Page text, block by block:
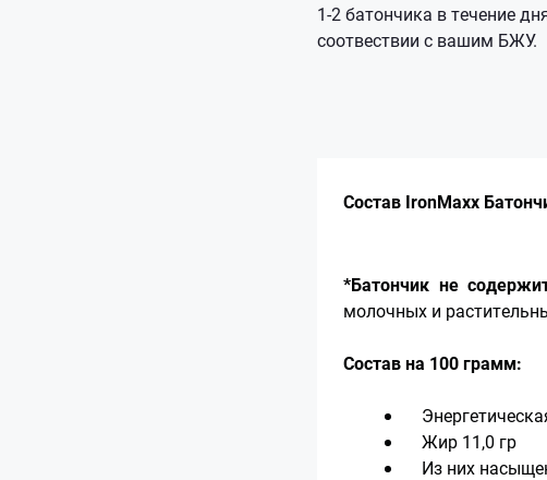
1-2 батончика в течение
соотвествии с вашим БЖУ.
Состав IronMaxx
*Батончик не
молочных и
Состав на 100 грамм:
Жир 11,0 гр
Из них